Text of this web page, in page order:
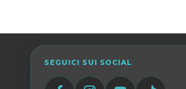
SEGUICI SUI SOCIAL